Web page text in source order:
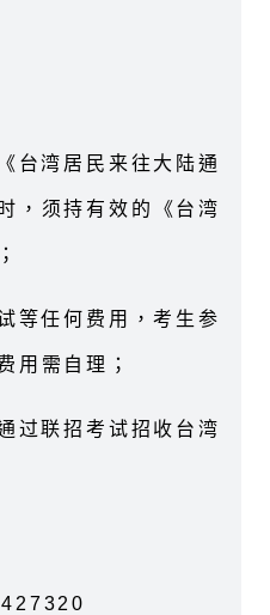
台湾居民来往大陆通
，须持有效的《台湾
等任何费用，考生参
用需自理；
过联招考试招收台湾